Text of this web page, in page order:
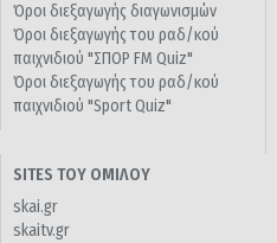
Όροι διεξαγωγής διαγωνισμών
Όροι διεξαγωγής του ραδ/κού
παιχνιδιού "ΣΠΟΡ FM Quiz"
Όροι διεξαγωγής του ραδ/κού
παιχνιδιού "Sport Quiz"
SITES ΤΟΥ ΟΜΙΛΟΥ
skai.gr
skaitv.gr